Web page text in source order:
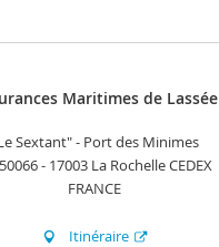
Maritimes de Lassée
Sextant" - Port des Minimes
- 17003 La Rochelle CEDEX
FRANCE
Itinéraire